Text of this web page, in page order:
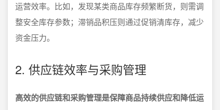
运营效率。比如，发现某类商品库存频繁断货，则需调
整安全库存参数；滞销品积压则通过促销清库存，减少
资金压力。
2. 供应链效率与采购管理
高效的供应链和采购管理是保障商品持续供应和降低运